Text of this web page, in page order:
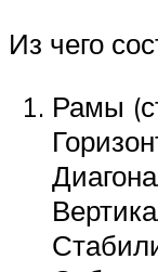
Из чего
Рамы